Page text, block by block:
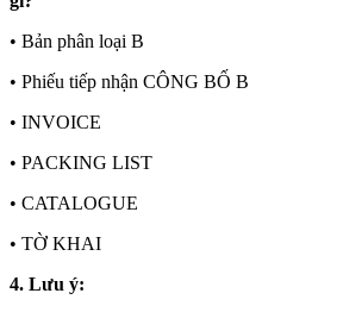
• Bản phân loại B
• Phiếu tiếp nhận CÔNG BỐ B
• INVOICE
• PACKING LIST
• CATALOGUE
• TỜ KHAI
4. Lưu ý: